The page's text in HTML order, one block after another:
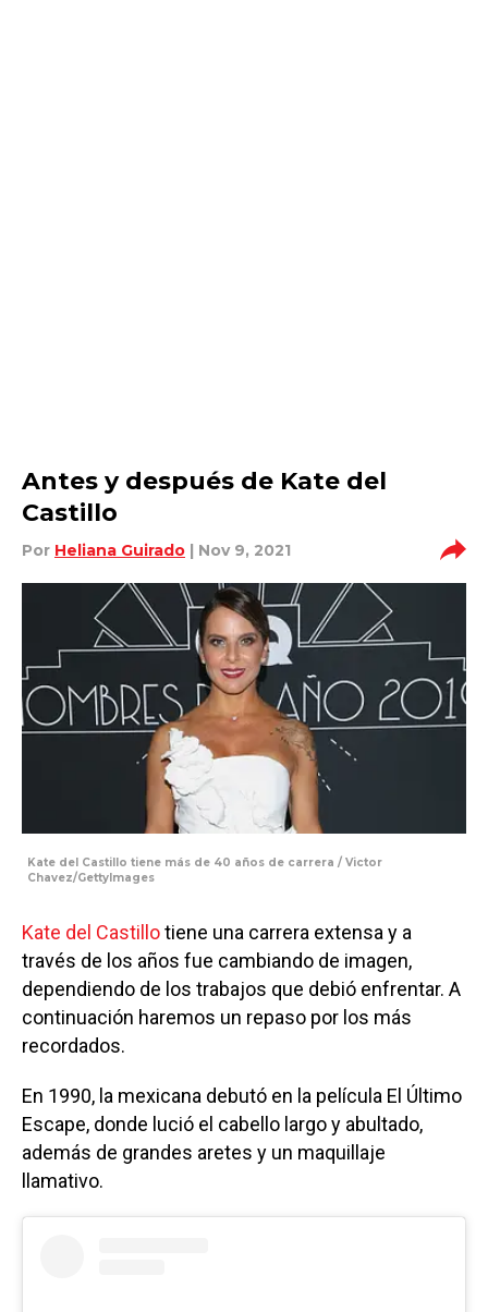
Antes y después de Kate del
Castillo
Por Heliana Guirado | Nov 9, 2021
Kate del Castillo tiene más de 40 años de carrera / Victor
Chavez/GettyImages
Kate del Castillotiene una carrera extensa y a
través de los años fue cambiando de imagen,
dependiendo de los trabajos que debió enfrentar. A
continuación haremos un repaso por los más
recordados.
En 1990, la mexicana debutó en la película El Último
Escape, donde lució el cabello largo y abultado,
además de grandes aretes y un maquillaje
llamativo.